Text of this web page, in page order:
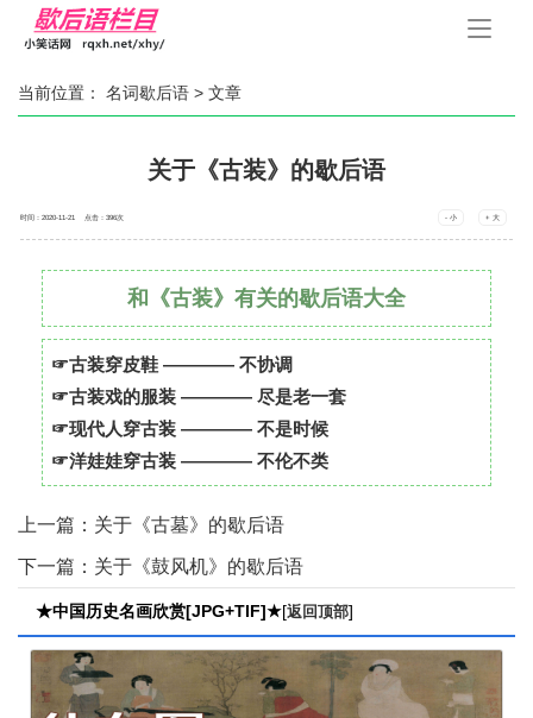
手
当前位置： 名词歇后语 > 文章
关于《古装》的歇后语
时间：2020-11-21 点击：396次 - 小 + 大
和《古装》有关的歇后语大全
☞古装穿皮鞋 ———— 不协调
☞古装戏的服装 ———— 尽是老一套
☞现代人穿古装 ———— 不是时候
☞洋娃娃穿古装 ———— 不伦不类
上一篇： 关于《古墓》的歇后语
下一篇： 关于《鼓风机》的歇后语
★中国历史名画欣赏[JPG+TIF]★[返回顶部]